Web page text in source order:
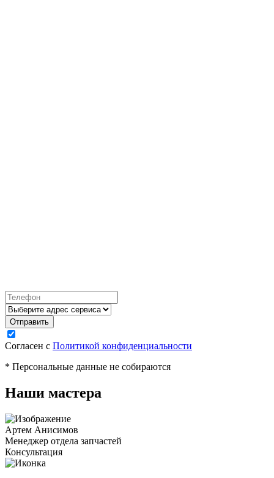
Согласен с Политикой конфиденциальности
* Персональные данные не собираются
Наши мастера
Артем Анисимов
Менеджер отдела запчастей
Консультация